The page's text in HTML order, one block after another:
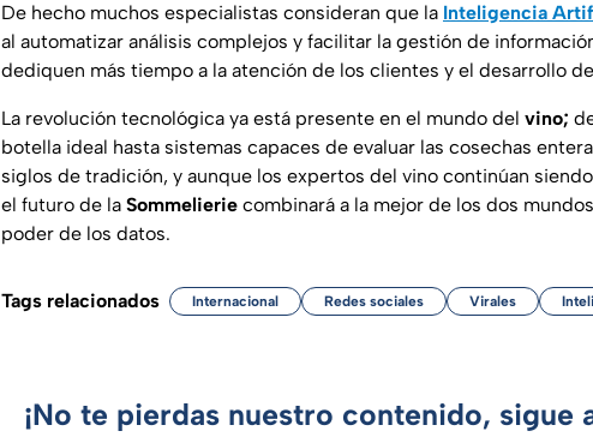
De hecho muchos especialistas consideran que la Inteligencia
al automatizar análisis complejos y facilitar la gestión de
dediquen más tiempo a la atención de los clientes y el desarrollo
La revolución tecnológica ya está presente en el mundo del vino;
botella ideal hasta sistemas capaces de evaluar las cosechas
siglos de tradición, y aunque los expertos del vino continúan
el futuro de la Sommelierie combinará a la mejor de los dos
poder de los datos.
Tags relacionados Internacional Redes sociales Virales
¡No te pierdas nuestro contenido, sigue